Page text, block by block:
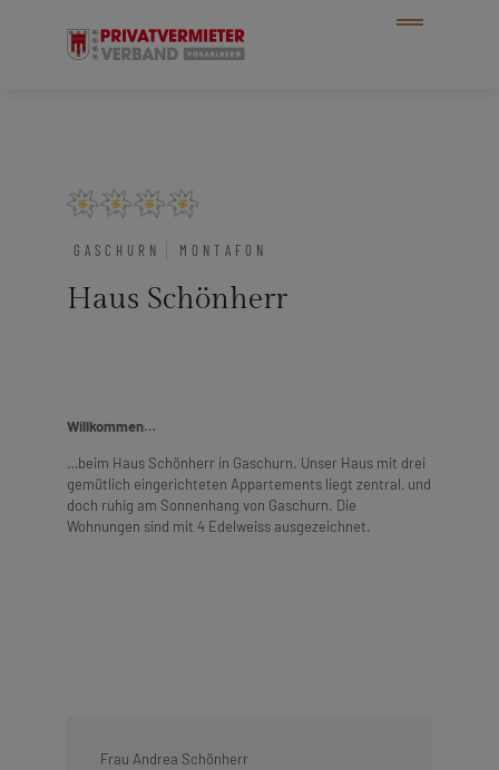
GASCHURN MONTAFON
Haus Schönherr
Willkommen…
…beim Haus Schönherr in Gaschurn. Unser Haus mit drei
gemütlich eingerichteten Appartements liegt zentral, und
doch ruhig am Sonnenhang von Gaschurn. Die
Wohnungen sind mit 4 Edelweiss ausgezeichnet.
Frau Andrea Schönherr